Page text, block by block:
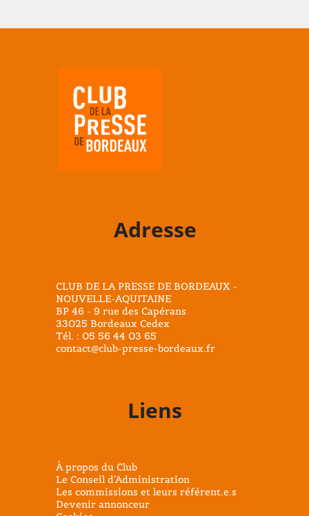
Adresse
CLUB DE LA PRESSE DE BORDEAUX -
NOUVELLE-AQUITAINE
BP 46 - 9 rue des Capérans
33025 Bordeaux Cedex
Tél. : 05 56 44 03 65
contact@club-presse-bordeaux.fr
Liens
À propos du Club
Le Conseil d’Administration
Les commissions et leurs référent.e.s
Devenir annonceur